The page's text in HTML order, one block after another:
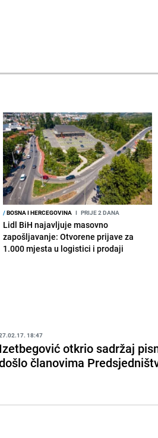
/BOSNA I HERCEGOVINA I PRIJE 2 DANA
Lidl BiH najavljuje masovno
zapošljavanje: Otvorene prijave za
1.000 mjesta u logistici i prodaji
18:47
Izetbegović otkrio sadržaj
članovima